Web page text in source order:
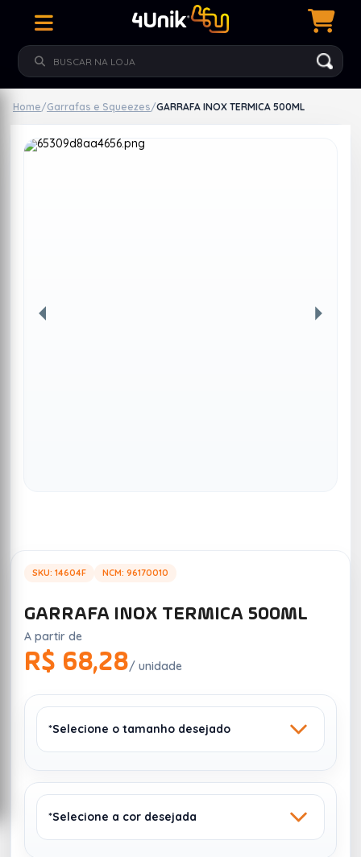
Home/Garrafas e Squeezes/GARRAFA INOX TERMICA 500ML
SKU: 14604F NCM: 96170010
GARRAFA INOX TERMICA 500ML
A partir de
R$ 68,28/ unidade
*Selecione o tamanho desejado
*Selecione a cor desejada